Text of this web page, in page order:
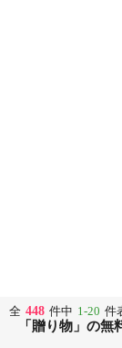
全 448 件中 1-20 件
「贈り物」の